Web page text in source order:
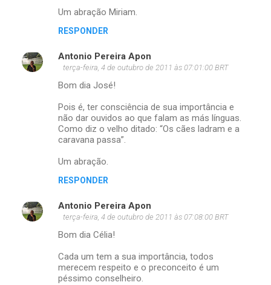
Um abração Miriam.
RESPONDER
Antonio Pereira Apon
terça-feira, 4 de outubro de 2011 às 07:01:00 BRT
Bom dia José!
Pois é, ter consciência de sua importância e
não dar ouvidos ao que falam as más línguas.
Como diz o velho ditado: “Os cães ladram e a
caravana passa”.
Um abração.
RESPONDER
Antonio Pereira Apon
terça-feira, 4 de outubro de 2011 às 07:08:00 BRT
Bom dia Célia!
Cada um tem a sua importância, todos
merecem respeito e o preconceito é um
péssimo conselheiro.